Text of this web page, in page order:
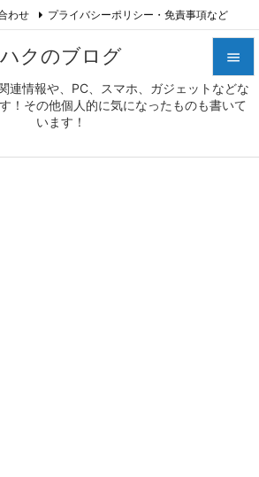
ハクのブログ
連情報や、PC、スマホ、ガジェットなどな
！その他個人的に気になったものも書いて
います！


メニュ
サイド
わせ プライバシーポリシー・免責事項など